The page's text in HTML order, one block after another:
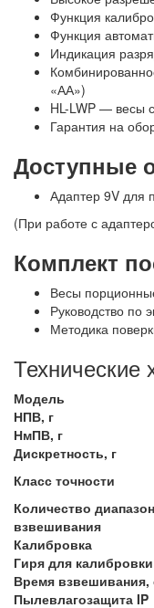
Функция
Функция
Индикация
«АА»)
HL-LWP — весы
Гарантия на
Доступные
Адаптер 9V для
(При работе с
Комплект
Весы
Руководство по
Методика
Технические
Модель
НПВ, г
НмПВ, г
Дискретность, г
Класс точности
Количество
взвешивания
Калибровка
Гиря для калибровки
Время взвешивания,
Пылевлагозащита IP